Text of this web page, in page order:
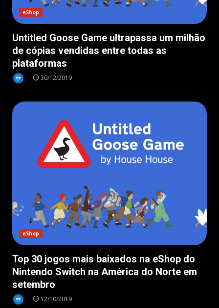
eShop
Untitled Goose Game ultrapassa um milhão
de cópias vendidas entre todas as
plataformas
30/12/2019
eShop
Top 30 jogos mais baixados na eShop do
Nintendo Switch na América do Norte em
setembro
12/10/2019